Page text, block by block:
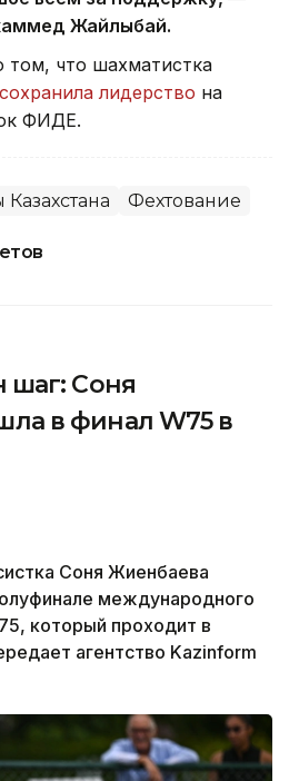
Жайлыбай.
что шахматистка
сохранила лидерство на
ФИДЕ.
Фехтование
шаг: Соня
в финал W75 в
Соня Жиенбаева
международного
который проходит в
агентство Kazinform